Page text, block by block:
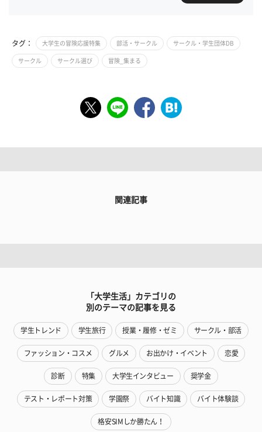
タグ： 大学生の冒険応援特集 部活・サークル サークル・学生団体DB
サークル サークル選び 冒険_集まる
関連記事
「大学生活」カテゴリの
別のテーマの記事を見る
学生トレンド 学生旅行 授業・履修・ゼミ サークル・部活
ファッション・コスメ グルメ お出かけ・イベント 恋愛
診断 特集 大学生インタビュー 奨学金
テスト・レポート対策 学園祭 バイト知識 バイト体験談
格安SIMしか勝たん！